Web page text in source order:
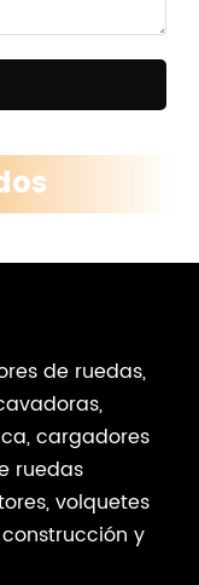
de ruedas,
cargadores
ruedas
volquetes
y